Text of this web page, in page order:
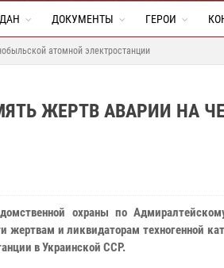
ДОКУМЕНТЫ ГЕРОИ
атомной электростанции
ЖЕРТВ АВАРИИ НА
охраны по
жертвам и ликвидаторам техногенной
в Украинской ССР.